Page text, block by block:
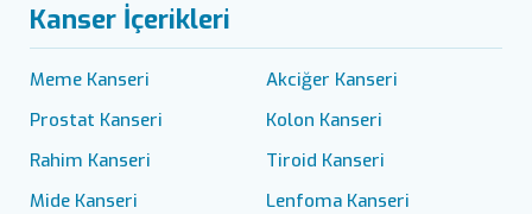
Kanser İçerikleri
Meme Kanseri
Akciğer Kanseri
Prostat Kanseri
Kolon Kanseri
Rahim Kanseri
Tiroid Kanseri
Mide Kanseri
Lenfoma Kanseri